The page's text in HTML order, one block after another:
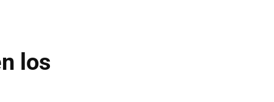
los